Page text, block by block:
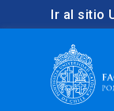
Ir al sitio